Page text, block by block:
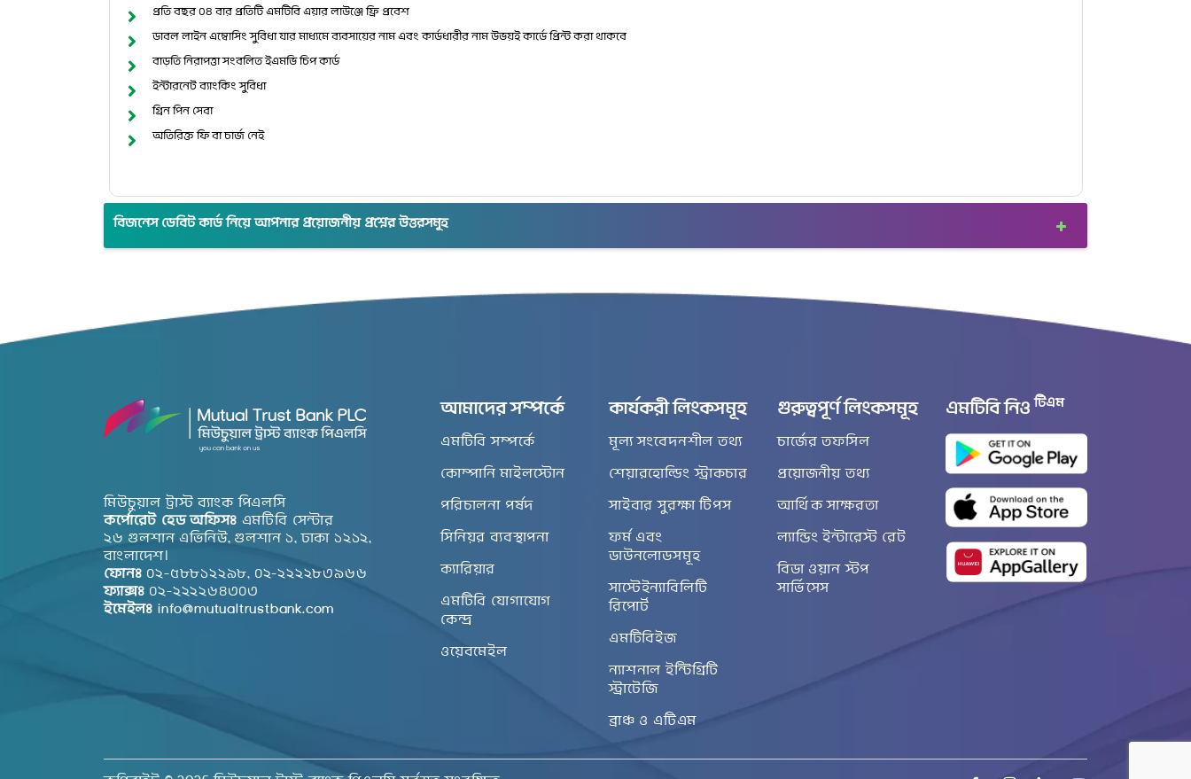
প্রতি বছর ০৪ বার প্রতিটি এমটিবি এয়ার লাউঞ্জে ফ্রি প্রবেশ
ডাবল লাইন এম্বোসিং সুবিধা যার মাধ্যমে ব্যবসায়ের নাম এবং কার্ডধারীর নাম উভয়ই কার্ডে প্রিন্ট করা থাকবে
বাড়তি নিরাপত্তা সংবলিত ইএমভি চিপ কার্ড
ইন্টারনেট ব্যাংকিং সুবিধা
গ্রিন পিন সেবা
অতিরিক্ত ফি বা চার্জ নেই
বিজনেস ডেবিট কার্ড নিয়ে আপনার প্রয়োজনীয় প্রশ্নের উত্তরসমূহ
মিউচুয়াল ট্রাস্ট ব্যাংক পিএলসি
কর্পোরেট হেড অফিসঃ এমটিবি সেন্টার
২৬ গুলশান এভিনিউ, গুলশান ১, ঢাকা ১২১২,
বাংলাদেশ।
ফোনঃ ০২-৫৮৮১২২৯৮, ০২-২২২২৮৩৯৬৬
ফ্যাক্সঃ ০২-২২২২৬৪৩০৩
ইমেইলঃ info@mutualtrustbank.com
আমাদের সম্পর্কে
এমটিবি সম্পর্কে
কোম্পানি মাইলস্টোন
পরিচালনা পর্ষদ
সিনিয়র ব্যবস্থাপনা
ক্যারিয়ার
এমটিবি যোগাযোগ
কেন্দ্র
ওয়েবমেইল
কার্যকরী লিংকসমূহ
মূল্য সংবেদনশীল তথ্য
শেয়ারহোল্ডিং স্ট্রাকচার
সাইবার সুরক্ষা টিপস
ফর্ম এবং
ডাউনলোডসমূহ
সাস্টেইন্যাবিলিটি
রিপোর্ট
এমটিবিইজ
ন্যাশনাল ইন্টিগ্রিটি
স্ট্রাটেজি
ব্রাঞ্চ ও এটিএম
গুরুত্বপূর্ণ লিংকসমূহ
চার্জের তফসিল
প্রয়োজনীয় তথ্য
আর্থিক সাক্ষরতা
ল্যান্ডিং ইন্টারেস্ট রেট
বিডা ওয়ান স্টপ
সার্ভিসেস
এমটিবি নিও টিএম